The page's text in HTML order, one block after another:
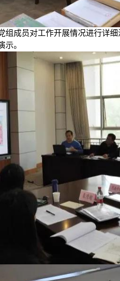
组成员对工作开展情况进行详
示。